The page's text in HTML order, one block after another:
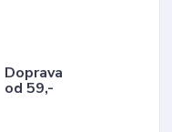
Doprava
od 59,-